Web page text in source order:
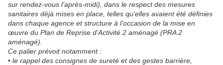
sur rendez-vous l’après-midi), dans le respect des mesures
sanitaires déjà mises en place, telles qu'elles avaient été définies
dans chaque agence et structure à l'occasion de la mise en
œuvre du Plan de Reprise d’Activité 2 aménagé (PRA 2
aménagé).
Ce palier prévoit notamment :
• le rappel des consignes de sureté et des gestes barrière,